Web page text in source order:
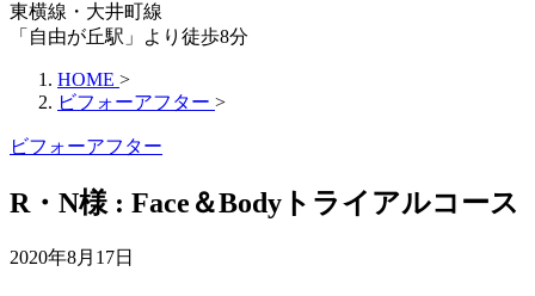
東横線・大井町線
「自由が丘駅」より徒歩8分
HOME >
ビフォーアフター >
ビフォーアフター
R・N様 : Face＆Bodyトライアルコース
2020年8月17日